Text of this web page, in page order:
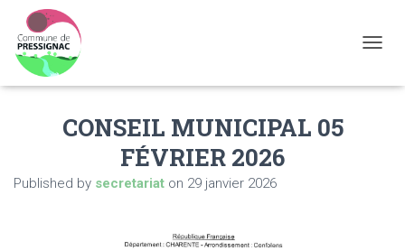
CONSEIL MUNICIPAL 05
FÉVRIER 2026
Published by secretariat on 29 janvier 2026